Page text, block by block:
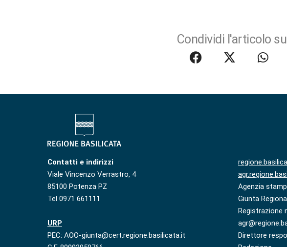
Condividi l'articolo
Contatti e indirizzi
Viale Vincenzo Verrastro, 4
85100 Potenza PZ
Tel 0971 661111
URP
PEC: AOO-giunta@cert.regione.basilicata.it
Agenzia
Giunta
Registrazione
Direttore